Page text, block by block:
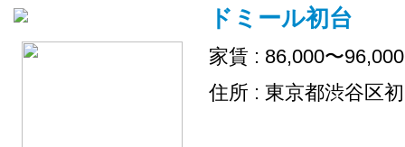
ドミール初台
家賃 : 86,000〜
住所 : 東京都渋谷区